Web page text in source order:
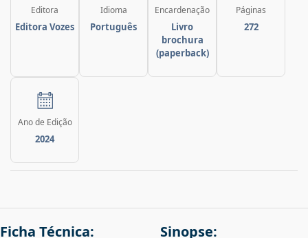
Editora
Editora Vozes
Idioma
Português
Encardenação
Livro
brochura
(paperback)
Páginas
272
Ano de Edição
2024
Ficha Técnica: Sinopse: